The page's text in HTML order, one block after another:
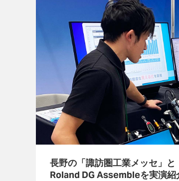
長野の「諏訪圏工業メッセ」
Roland DG Assembleを実演紹